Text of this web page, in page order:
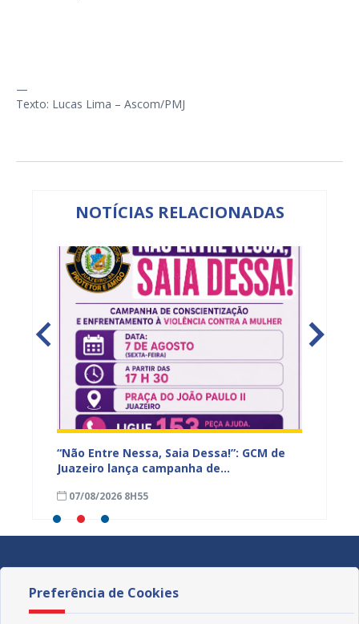
—
Texto: Lucas Lima – Ascom/PMJ
NOTÍCIAS RELACIONADAS
“Não Entre Nessa, Saia Dessa!”: GCM de
Juazeiro lança campanha de
violência contra a mulher
07/08/2026 8H55
Preferência de Cookies